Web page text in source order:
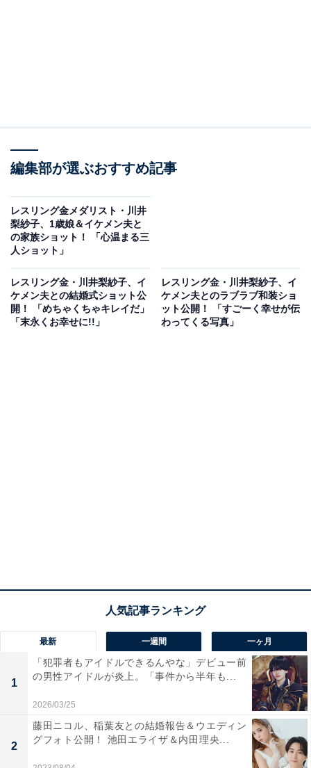
編集部が選ぶおすすめ記事
レスリング金メダリスト・川井
梨紗子、1歳娘＆イケメン夫と
の家族ショット！ 「心温まる三
人ショット」
レスリング金・川井梨紗子、イ
ケメン夫との結婚式ショット公
開！ 「めちゃくちゃキレイだ」
「末永くお幸せに!!」
レスリング金・川井梨紗子、イ
ケメン夫とのラブラブ和装ショ
ット公開！ 「すごーく幸せが伝
わってくる写真」
最新 一週間 一ヶ月
1
「犯罪者もアイドルできるんやな」デビュー前
の男性アイドルが炎上。「事件から半年も...
2026/03/25
2
藤田ニコル、稲葉友との結婚報告＆ウエディン
グフォト公開！ 池田エライザ＆内田理央...